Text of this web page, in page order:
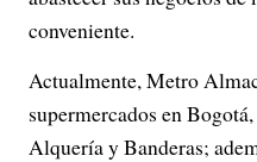
conveniente.
Actualmente, Metro
supermercados en
Alquería y Banderas;